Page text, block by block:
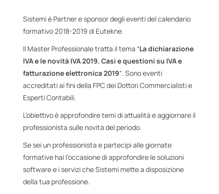
Sistemi è Partner e sponsor degli eventi del calendario
formativo 2018-2019 di Eutekne.
lI Master Professionale tratta il tema “La dichiarazione
IVA e le novità IVA 2019. Casi e questioni su IVA e
fatturazione elettronica 2019“. Sono eventi
accreditati ai fini della FPC dei Dottori Commercialisti e
Esperti Contabili.
L’obiettivo è approfondire temi di attualità e aggiornare il
professionista sulle novità del periodo.
Se sei un professionista e partecipi alle giornate
formative hai l’occasione di approfondire le soluzioni
software e i servizi che Sistemi mette a disposizione
della tua professione.